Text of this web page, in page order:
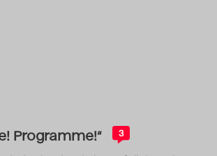
Programme!“ 3